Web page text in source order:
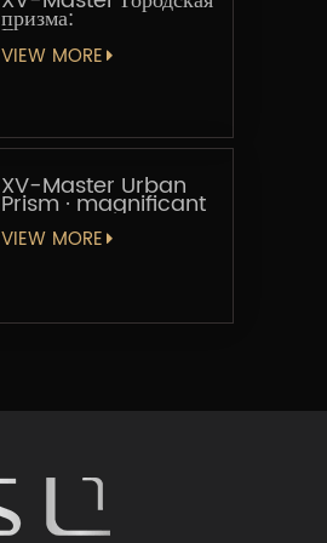
призма:
Геометрическая
увертюра
VIEW MORE
XV-Master Urban
Prism · magnificant
VIEW MORE